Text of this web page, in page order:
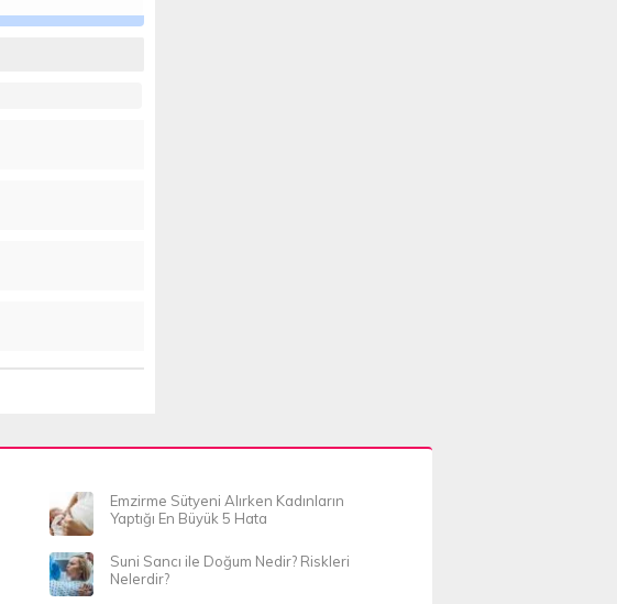
Emzirme Sütyeni Alırken Kadınların
Yaptığı En Büyük 5 Hata
Suni Sancı ile Doğum Nedir? Riskleri
Nelerdir?